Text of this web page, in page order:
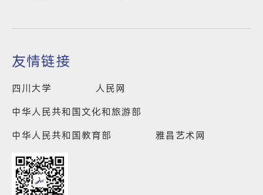
友情链接
四川大学
人民网
中华人民共和国文化和旅游部
中华人民共和国教育部
雅昌艺术网